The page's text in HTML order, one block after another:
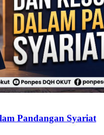
Pandangan Syariat